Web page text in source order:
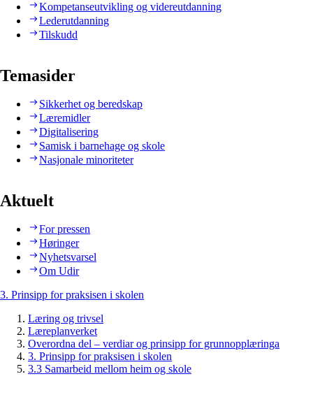
Kompetanseutvikling og videreutdanning
Lederutdanning
Tilskudd
Temasider
Sikkerhet og beredskap
Læremidler
Digitalisering
Samisk i barnehage og skole
Nasjonale minoriteter
Aktuelt
For pressen
Høringer
Nyhetsvarsel
Om Udir
3. Prinsipp for praksisen i skolen
Læring og trivsel
Læreplanverket
Overordna del – verdiar og prinsipp for grunnopplæringa
3. Prinsipp for praksisen i skolen
3.3 Samarbeid mellom heim og skole